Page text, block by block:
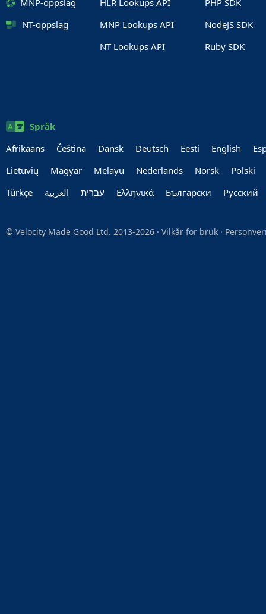
MNP-oppslag
NT-oppslag
HLR Lookups API
MNP Lookups API
NT Lookups API
PHP SDK
NodeJS SDK
Ruby SDK
Språk
Afrikaans
Čeština Dansk Deutsch Eesti English
Lietuvių
Magyar Melayu Nederlands Norsk
Polski
Türkçe
العربية‏ עברית‏ Ελληνικά Български Руccкий
© Velocity Made Good Ltd. 2013-2026 · Vilkår for bruk ·